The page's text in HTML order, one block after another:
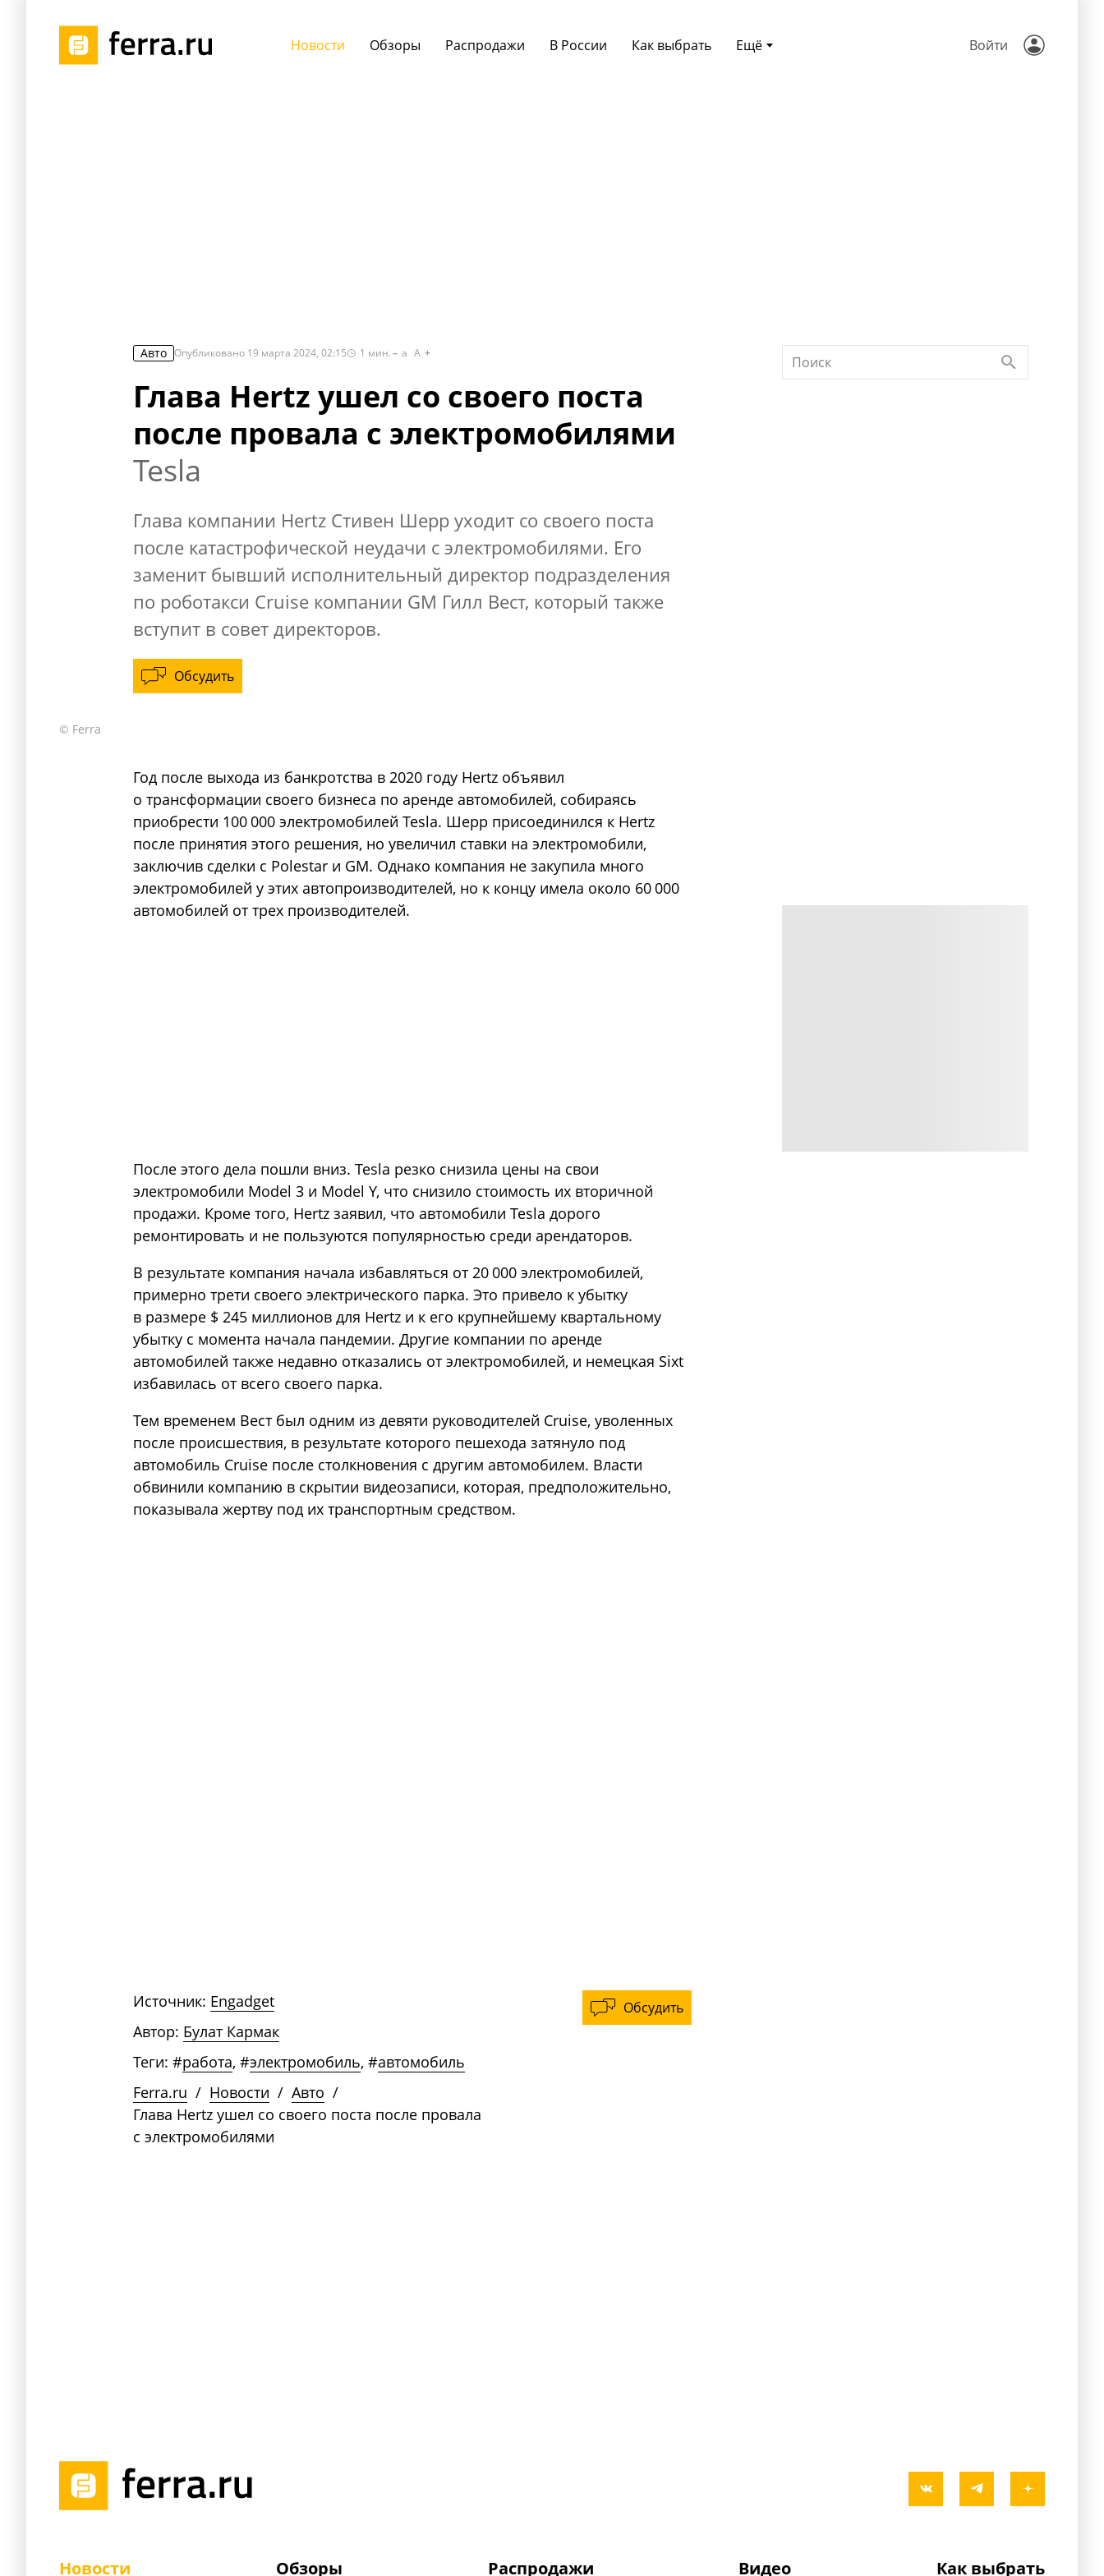
Ещё
Новости Обзоры Распродажи В России Как выбрать Войти
Авто Опубликовано 19 марта 2024, 02:15 1 мин. a A
Глава Hertz ушел со своего поста
после провала с электромобилями
Tesla
Глава компании Hertz Стивен Шерр уходит со своего поста
после катастрофической неудачи с электромобилями. Его
заменит бывший исполнительный директор подразделения
по роботакси Cruise компании GM Гилл Вест, который также
вступит в совет директоров.
Обсудить
© Ferra
Год после выхода из банкротства в 2020 году Hertz объявил
о трансформации своего бизнеса по аренде автомобилей, собираясь
приобрести 100 000 электромобилей Tesla. Шерр присоединился к Hertz
после принятия этого решения, но увеличил ставки на электромобили,
заключив сделки с Polestar и GM. Однако компания не закупила много
электромобилей у этих автопроизводителей, но к концу имела около 60 000
автомобилей от трех производителей.
После этого дела пошли вниз. Tesla резко снизила цены на свои
электромобили Model 3 и Model Y, что снизило стоимость их вторичной
продажи. Кроме того, Hertz заявил, что автомобили Tesla дорого
ремонтировать и не пользуются популярностью среди арендаторов.
В результате компания начала избавляться от 20 000 электромобилей,
примерно трети своего электрического парка. Это привело к убытку
в размере $ 245 миллионов для Hertz и к его крупнейшему квартальному
убытку с момента начала пандемии. Другие компании по аренде
автомобилей также недавно отказались от электромобилей, и немецкая Sixt
избавилась от всего своего парка.
Тем временем Вест был одним из девяти руководителей Cruise, уволенных
после происшествия, в результате которого пешехода затянуло под
автомобиль Cruise после столкновения с другим автомобилем. Власти
обвинили компанию в скрытии видеозаписи, которая, предположительно,
показывала жертву под их транспортным средством.
Обсудить
Источник: Engadget
Автор: Булат Кармак
Теги: #работа, #электромобиль, #автомобиль
Ferra.ru / Новости / Авто /
Глава Hertz ушел со своего поста после провала
с электромобилями
Новости Обзоры Распродажи Видео Как выбрать